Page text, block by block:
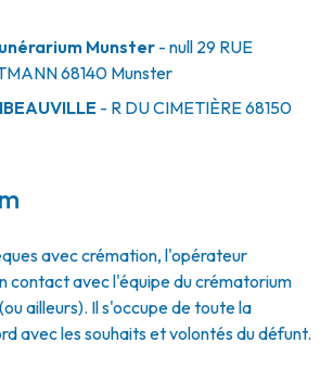
Munster - null 29 RUE
68140 Munster
- R DU CIMETIÈRE68150
avec crémation, l'opérateur
contact avec l'équipe du crématorium
ailleurs). Il s'occupe de toute la
avec les souhaits et volontés du défunt.